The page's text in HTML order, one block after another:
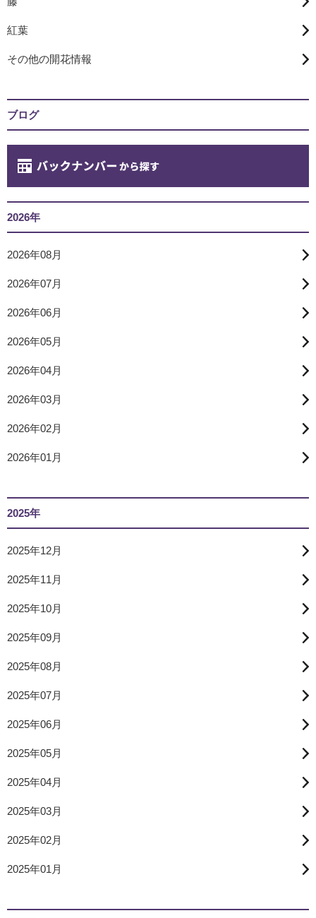
紅葉
その他の開花情報
ブログ
2026年
2026年08月
2026年07月
2026年06月
2026年05月
2026年04月
2026年03月
2026年02月
2026年01月
2025年
2025年12月
2025年11月
2025年10月
2025年09月
2025年08月
2025年07月
2025年06月
2025年05月
2025年04月
2025年03月
2025年02月
2025年01月